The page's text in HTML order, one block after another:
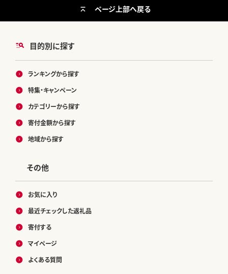
目的別に探す
ランキングから探す
特集・キャンペーン
カテゴリーから探す
寄付金額から探す
地域から探す
その他
お気に入り
最近チェックした返礼品
寄付する
マイページ
よくある質問
ページ上部へ戻る